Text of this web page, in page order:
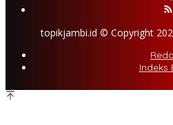
topikjambi.id © Copyright
Indeks